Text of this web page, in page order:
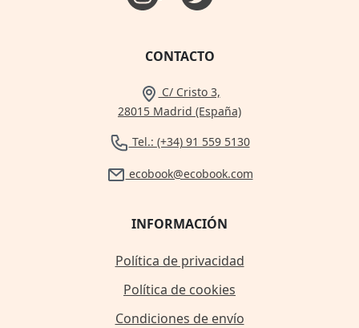
CONTACTO
C/ Cristo 3,
28015 Madrid (España)
Tel.: (+34) 91 559 5130
ecobook@ecobook.com
INFORMACIÓN
Política de privacidad
Política de cookies
Condiciones de envío